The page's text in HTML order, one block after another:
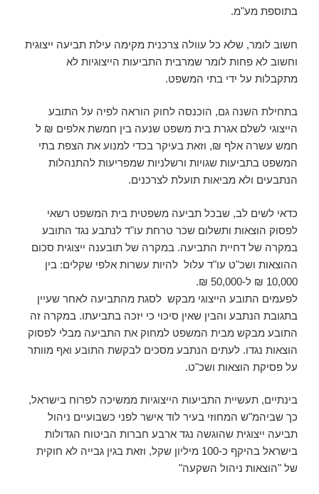
בתוספת מע"מ.
חשוב לומר, שלא כל עוולה צרכנית מקימה עילת תביעה ייצוגית
וחשוב לא פחות לומר שמרבית התביעות הייצוגיות לא
מתקבלות על ידי בתי המשפט.
בתחילת השנה גם, הוכנסה לחוק הוראה לפיה על התובע
הייצוגי לשלם אגרת בית משפט שנעה בין חמשת אלפים ₪ ל
חמש עשרה אלף ₪, וזאת בעיקר בכדי למנוע את הצפת בתי
המשפט בתביעות שגויות ורשלניות שמפריעות להתנהלות
הנתבעים ולא מביאות תועלת לצרכנים.
כדאי לשים לב, שבכל תביעה משפטית בית המשפט רשאי
לפסוק הוצאות ותשלום שכר טרחת עו"ד לנתבע נגד התובע
במקרה של דחיית התביעה. במקרה של תובענה ייצוגית סכום
ההוצאות ושכ"ט עו"ד עלול להיות עשרות אלפי שקלים: בין
10,000 ₪ ל-50,000 ₪.
לפעמים התובע הייצוגי מבקש לסגת מהתביעה לאחר שעיין
בתגובת הנתבע והבין שאין סיכוי כי יזכה בתביעתו. במקרה זה
התובע מבקש מבית המשפט למחוק את התביעה מבלי לפסוק
הוצאות נגדו. לעתים הנתבע מסכים לבקשת התובע ואף מוותר
על פסיקת הוצאות ושכ"ט.
בינתיים, תעשיית התביעות הייצוגיות ממשיכה לפרוח בישראל,
כך שביהמ"ש המחוזי בעיר לוד אישר לפני כשבועיים ניהול
תביעה ייצוגית שהוגשה נגד ארבע חברות הביטוח הגדולות
בישראל בהיקף כ-100 מיליון שקל, וזאת בגין גבייה לא חוקית
של "הוצאות ניהול השקעה"